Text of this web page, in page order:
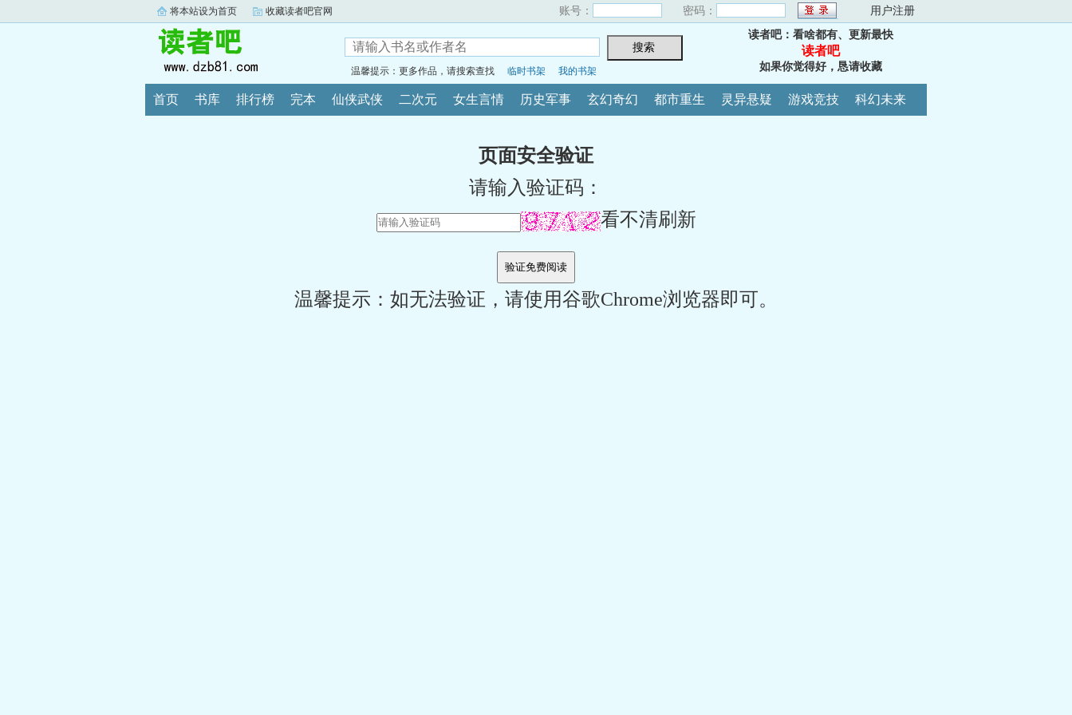
将本站设为首页 收藏读者吧官网 账号： 密码： 用户注册
温馨提示：更多作品，请搜索查找 临时书架 我的书架
读者吧：看啥都有、更新最快
读者吧
如果你觉得好，恳请收藏
首页 书库 排行榜 完本 仙侠武侠 二次元 女生言情 历史军事 玄幻奇幻 都市重生 灵异悬疑 游戏竞技 科幻未来
页面安全验证
请输入验证码：
看不清刷新
温馨提示：如无法验证，请使用谷歌Chrome浏览器即可。